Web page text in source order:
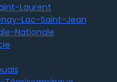
Laurent
Lac-Saint-Jean
Nationale